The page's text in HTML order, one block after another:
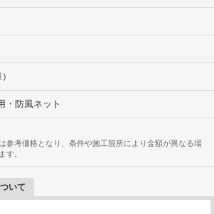
・防風ネット
参考価格となり、条件や施工箇所により金額が異なる場
す。
いて